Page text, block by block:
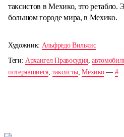
таксистов в Мехико, это ретабло.
большом городе мира, в Мехико.
Художник: Альфредо Вильчис
Теги: Архангел Правосудия ,
потерявшиеся таксисты ,Мехико— #